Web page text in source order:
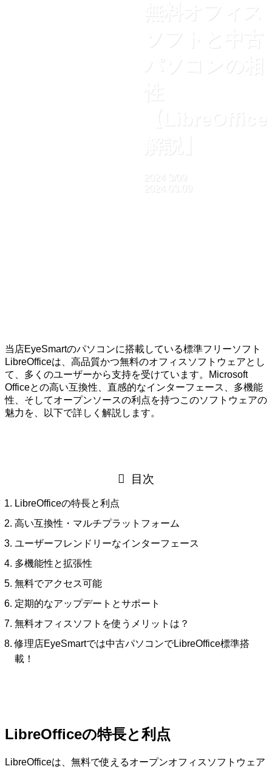
無料オフィス
ソフトと中古
パソコンの相
性
【LibreOffice
解説】
2024
3/09
2024.03.09
当店EyeSmartのパソコンに搭載している標準フリーソフト
LibreOfficeは、高品質かつ無料のオフィスソフトウェアとし
て、多くのユーザーから支持を受けています。Microsoft
Officeとの高い互換性、直感的なインターフェース、多機能
性、そしてオープンソースの利点を持つこのソフトウェアの
魅力を、以下で詳しく解説します。
目次
LibreOfficeの特長と利点
高い互換性・マルチプラットフォーム
ユーザーフレンドリーなインターフェース
多機能性と拡張性
無料でアクセス可能
定期的なアップデートとサポート
無料オフィスソフトを使うメリットは？
修理店EyeSmartでは中古パソコンでLibreOffice標準搭
載！
LibreOfficeの特長と利点
LibreOfficeは、無料で使えるオープンオフィスソフトウェア